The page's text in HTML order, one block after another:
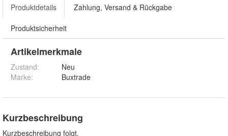
Produktdetails Zahlung, Versand & Rückgabe
Produktsicherheit
Artikelmerkmale
Zustand:
Neu
Marke:
Buxtrade
Kurzbeschreibung
Kurzbeschreibung folgt.